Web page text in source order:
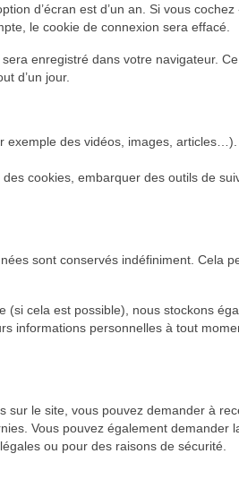
d’écran est d’un an. Si vous
le cookie de connexion sera effacé.
enregistré dans votre navigateur.
d’un jour.
des vidéos, images,
cookies, embarquer des outils de
sont conservés indéfiniment. Cela
(si cela est possible), nous stockons
informations personnelles à tout
sur le site, vous pouvez demander à
Vous pouvez également
ou pour des raisons de sécurité.